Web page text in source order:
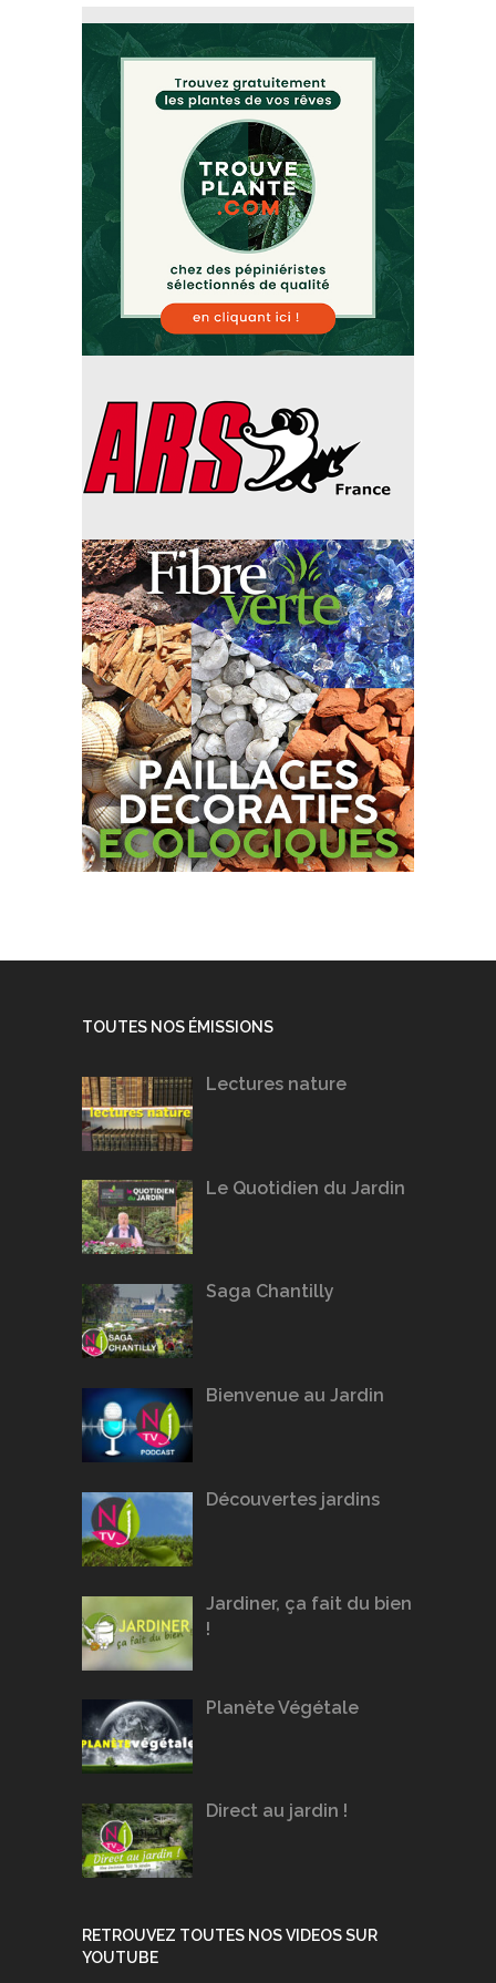
TOUTES NOS ÉMISSIONS
Lectures nature
Le Quotidien du Jardin
Saga Chantilly
Bienvenue au Jardin
Découvertes jardins
Jardiner, ça fait du bien
!
Planète Végétale
Direct au jardin !
RETROUVEZ TOUTES NOS VIDEOS SUR
YOUTUBE